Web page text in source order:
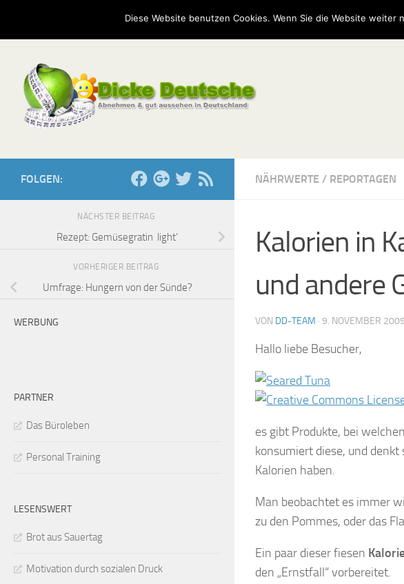
Kontakt Serien Umfragen
NÄHRWERTE / REPORTAGEN
Kalorien in
und andere
VON DD-TEAM · 9. NOVEMBER 2009
Hallo liebe Besucher,
es gibt Produkte, bei
konsumiert diese, und
Kalorien haben.
Man beobachtet es immer
zu den Pommes, oder das
Ein paar dieser fiesen
den „Ernstfall“ vorbereitet.
FOLGEN:
NÄCHSTER BEITRAG
Rezept: Gemüsegratin ‚light‘
VORHERIGER BEITRAG
Umfrage: Hungern von der Sünde?
WERBUNG
PARTNER
Das Büroleben
Personal Training
LESENSWERT
Brot aus Sauertag
Motivation durch sozialen Druck
Diese Website benutzen Cookies. Wenn Sie die Website